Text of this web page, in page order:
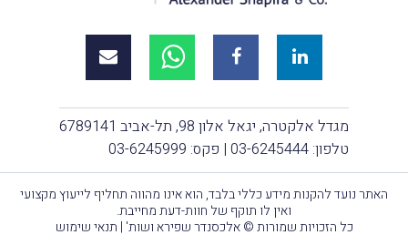
מגדל אלקטרה, יגאל אלון 98, תל-אביב 6789141
טלפון: 03-6245444 | פקס: 03-6245999
האתר נועד להקנות מידע כללי בלבד, הוא אינו מהווה תחליף לייעוץ מקצועי
ואין לו תוקף של חוות-דעת מחייבת.
כל הזכויות שמורות © אלכסנדר שפירא ושות' | תנאי שימוש